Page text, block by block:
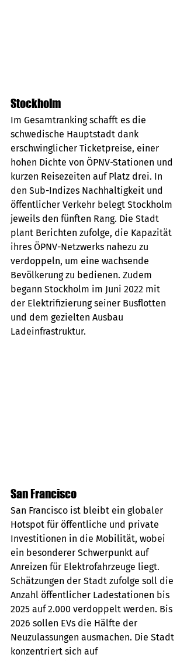
Stockholm
Im Gesamtranking schafft es die
schwedische Hauptstadt dank
erschwinglicher Ticketpreise, einer
hohen Dichte von ÖPNV-Stationen und
kurzen Reisezeiten auf Platz drei. In
den Sub-Indizes Nachhaltigkeit und
öffentlicher Verkehr belegt Stockholm
jeweils den fünften Rang. Die Stadt
plant Berichten zufolge, die Kapazität
ihres ÖPNV-Netzwerks nahezu zu
verdoppeln, um eine wachsende
Bevölkerung zu bedienen. Zudem
begann Stockholm im Juni 2022 mit
der Elektrifizierung seiner Busflotten
und dem gezielten Ausbau
Ladeinfrastruktur.
San Francisco
San Francisco ist bleibt ein globaler
Hotspot für öffentliche und private
Investitionen in die Mobilität, wobei
ein besonderer Schwerpunkt auf
Anreizen für Elektrofahrzeuge liegt.
Schätzungen der Stadt zufolge soll die
Anzahl öffentlicher Ladestationen bis
2025 auf 2.000 verdoppelt werden. Bis
2026 sollen EVs die Hälfte der
Neuzulassungen ausmachen. Die Stadt
konzentriert sich auf